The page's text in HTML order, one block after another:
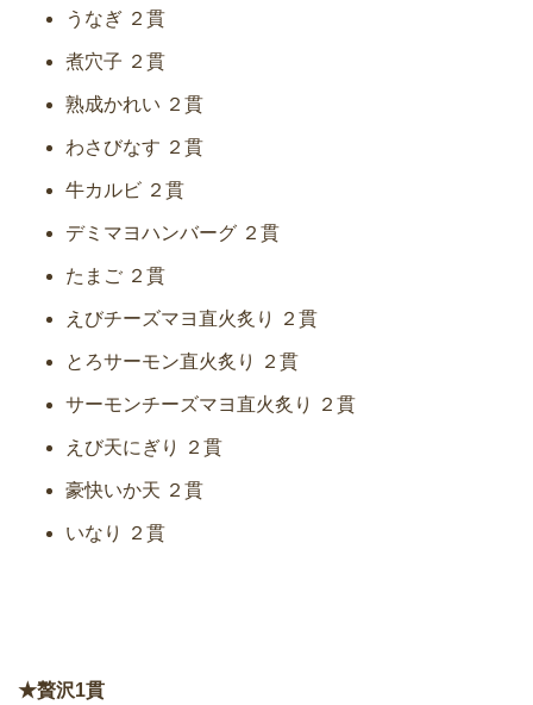
うなぎ ２貫
煮穴子 ２貫
熟成かれい ２貫
わさびなす ２貫
牛カルビ ２貫
デミマヨハンバーグ ２貫
たまご ２貫
えびチーズマヨ直火炙り ２貫
とろサーモン直火炙り ２貫
サーモンチーズマヨ直火炙り ２貫
えび天にぎり ２貫
豪快いか天 ２貫
いなり ２貫
★贅沢1貫